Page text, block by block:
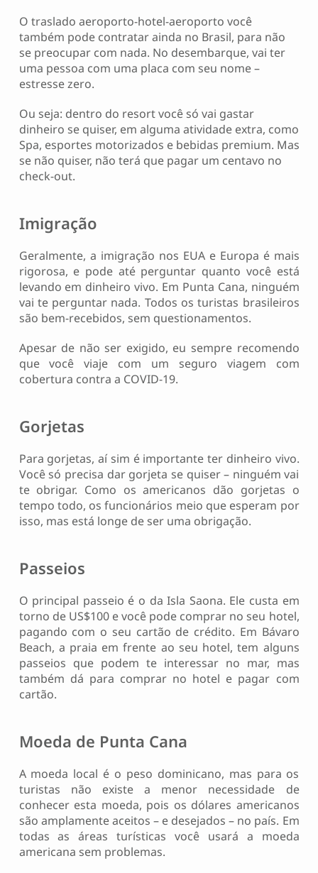
O traslado aeroporto-hotel-aeroporto você
também pode contratar ainda no Brasil, para não
se preocupar com nada. No desembarque, vai ter
uma pessoa com uma placa com seu nome –
estresse zero.
Ou seja: dentro do resort você só vai gastar
dinheiro se quiser, em alguma atividade extra, como
Spa, esportes motorizados e bebidas premium. Mas
se não quiser, não terá que pagar um centavo no
check-out.
Imigração
Geralmente, a imigração nos EUA e Europa é mais
rigorosa, e pode até perguntar quanto você está
levando em dinheiro vivo. Em Punta Cana, ninguém
vai te perguntar nada. Todos os turistas brasileiros
são bem-recebidos, sem questionamentos.
Apesar de não ser exigido, eu sempre recomendo
que você viaje com um seguro viagem com
cobertura contra a COVID-19.
Gorjetas
Para gorjetas, aí sim é importante ter dinheiro vivo.
Você só precisa dar gorjeta se quiser – ninguém vai
te obrigar. Como os americanos dão gorjetas o
tempo todo, os funcionários meio que esperam por
isso, mas está longe de ser uma obrigação.
Passeios
O principal passeio é o da Isla Saona. Ele custa em
torno de US$100 e você pode comprar no seu hotel,
pagando com o seu cartão de crédito. Em Bávaro
Beach, a praia em frente ao seu hotel, tem alguns
passeios que podem te interessar no mar, mas
também dá para comprar no hotel e pagar com
cartão.
Moeda de Punta Cana
A moeda local é o peso dominicano, mas para os
turistas não existe a menor necessidade de
conhecer esta moeda, pois os dólares americanos
são amplamente aceitos – e desejados – no país. Em
todas as áreas turísticas você usará a moeda
americana sem problemas.